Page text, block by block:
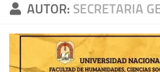
AUTOR: SECRETARIA